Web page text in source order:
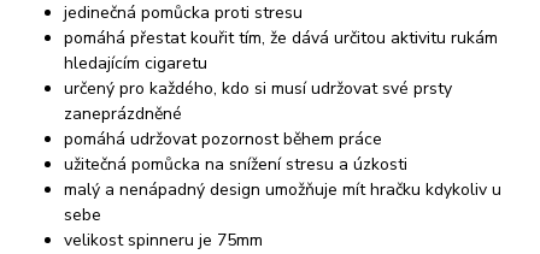
jedinečná pomůcka proti stresu
pomáhá přestat kouřit tím, že dává určitou aktivitu rukám
hledajícím cigaretu
určený pro každého, kdo si musí udržovat své prsty
zaneprázdněné
pomáhá udržovat pozornost během práce
užitečná pomůcka na snížení stresu a úzkosti
malý a nenápadný design umožňuje mít hračku kdykoliv u
sebe
velikost spinneru je 75mm